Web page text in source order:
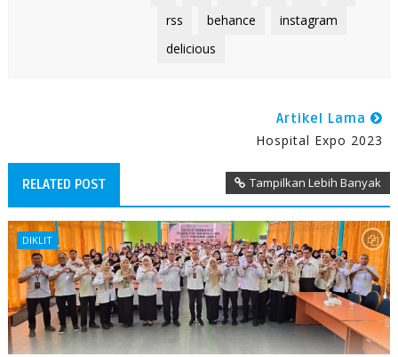
rss behance
instagram
delicious
Artikel Lama
Hospital Expo 2023
RELATED POST Tampilkan Lebih Banyak
DIKLIT